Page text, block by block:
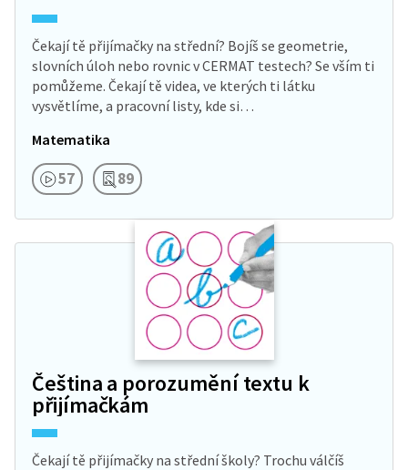
Čekají tě přijímačky na střední? Bojíš se geometrie,
slovních úloh nebo rovnic v CERMAT testech? Se vším ti
pomůžeme. Čekají tě videa, ve kterých ti látku
vysvětlíme, a pracovní listy, kde si…
Matematika
57 89
Čeština a porozumění textu k
přijímačkám
Čekají tě přijímačky na střední školy? Trochu válčíš